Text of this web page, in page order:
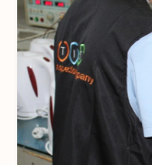
TIC alle Fiere
Guida alla prenotazione
Carriere